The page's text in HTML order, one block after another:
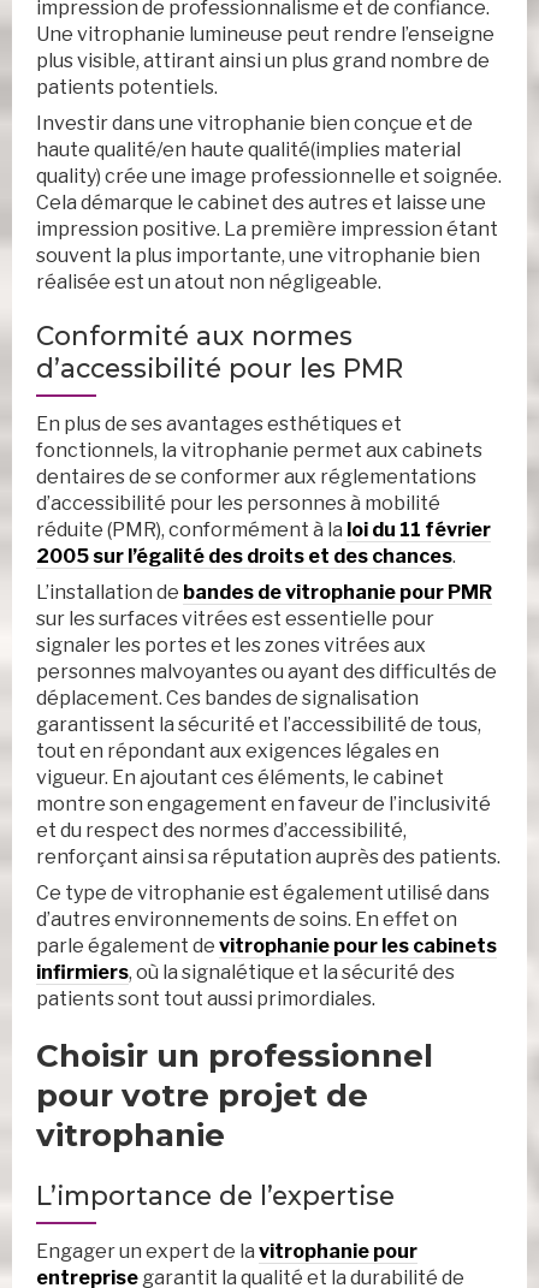
impression de professionnalisme et de confiance.
Une vitrophanie lumineuse peut rendre l’enseigne
plus visible, attirant ainsi un plus grand nombre de
patients potentiels.
Investir dans une vitrophanie bien conçue et de
haute qualité/en haute qualité(implies material
quality) crée une image professionnelle et soignée.
Cela démarque le cabinet des autres et laisse une
impression positive. La première impression étant
souvent la plus importante, une vitrophanie bien
réalisée est un atout non négligeable.
Conformité aux normes
d’accessibilité pour les PMR
En plus de ses avantages esthétiques et
fonctionnels, la vitrophanie permet aux cabinets
dentaires de se conformer aux réglementations
d’accessibilité pour les personnes à mobilité
réduite (PMR), conformément à la loi du 11 février
2005 sur l’égalité des droits et des chances.
L’installation de bandes de vitrophanie pour PMR
sur les surfaces vitrées est essentielle pour
signaler les portes et les zones vitrées aux
personnes malvoyantes ou ayant des difficultés de
déplacement. Ces bandes de signalisation
garantissent la sécurité et l’accessibilité de tous,
tout en répondant aux exigences légales en
vigueur. En ajoutant ces éléments, le cabinet
montre son engagement en faveur de l’inclusivité
et du respect des normes d’accessibilité,
renforçant ainsi sa réputation auprès des patients.
Ce type de vitrophanie est également utilisé dans
d’autres environnements de soins. En effet on
parle également de vitrophanie pour les cabinets
infirmiers, où la signalétique et la sécurité des
patients sont tout aussi primordiales.
Choisir un professionnel
pour votre projet de
vitrophanie
L’importance de l’expertise
Engager un expert de la vitrophanie pour
entreprise garantit la qualité et la durabilité de